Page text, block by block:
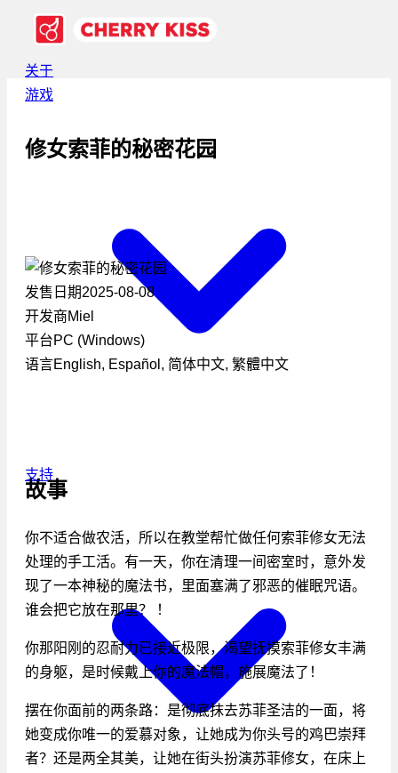
关于
游戏
支持
修女索菲的秘密花园
发售日期2025-08-08
开发商Miel
平台PC (Windows)
语言English, Español, 简体中文, 繁體中文
故事
你不适合做农活，所以在教堂帮忙做任何索菲修女无法
处理的手工活。有一天，你在清理一间密室时，意外发
现了一本神秘的魔法书，里面塞满了邪恶的催眠咒语。
谁会把它放在那里？ ！
你那阳刚的忍耐力已接近极限，渴望抚摸索菲修女丰满
的身躯，是时候戴上你的魔法帽，施展魔法了！
摆在你面前的两条路：是彻底抹去苏菲圣洁的一面，将
她变成你唯一的爱慕对象，让她成为你头号的鸡巴崇拜
者？还是两全其美，让她在街头扮演苏菲修女，在床上